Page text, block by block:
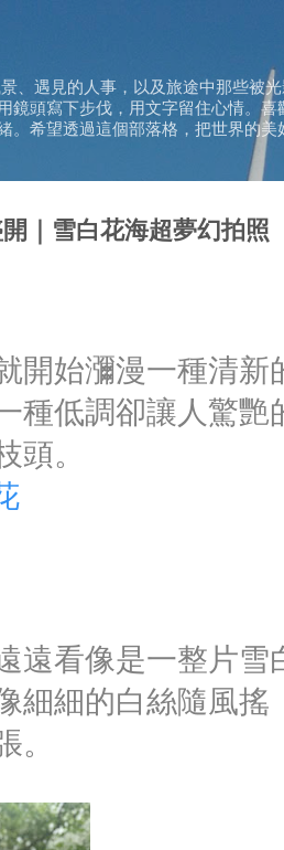
、遇見的人事，以及旅途中那些被
鏡頭寫下步伐，用文字留住心情。喜
。希望透過這個部落格，把世界的美
｜雪白花海超夢幻拍照
開始瀰漫一種清新
種低調卻讓人驚艷
。
遠看像是一整片雪
細細的白絲隨風搖
。